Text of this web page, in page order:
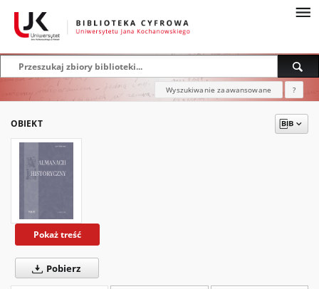
Wyszukiwanie zaawansowane ?
OBIEKT
Pokaż treść
Pobierz